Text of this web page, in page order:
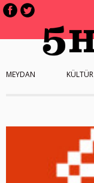
MEYDAN KÜLTÜR